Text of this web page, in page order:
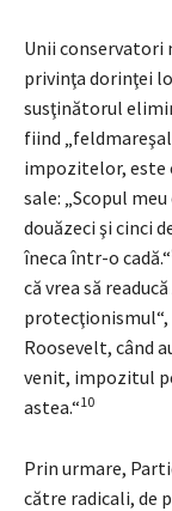
Unii conservatori
privinţa dorinţei
susţinătorul
fiind
impozitelor, este
sale: „Scopul
douăzeci şi cinci
îneca într-o cadă.“
că vrea să
protecţionismul“,
Roosevelt, când
venit, impozitul
astea.“10
Prin urmare,
către radicali, de